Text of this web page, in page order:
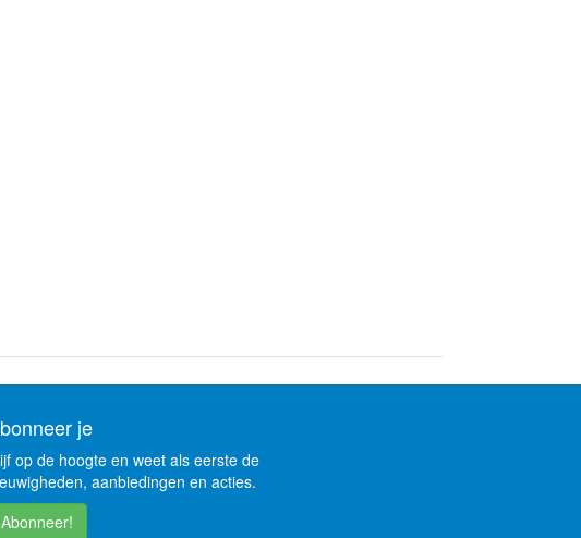
je
op de hoogte en weet als eerste de
aanbiedingen en acties.
Abonneer!